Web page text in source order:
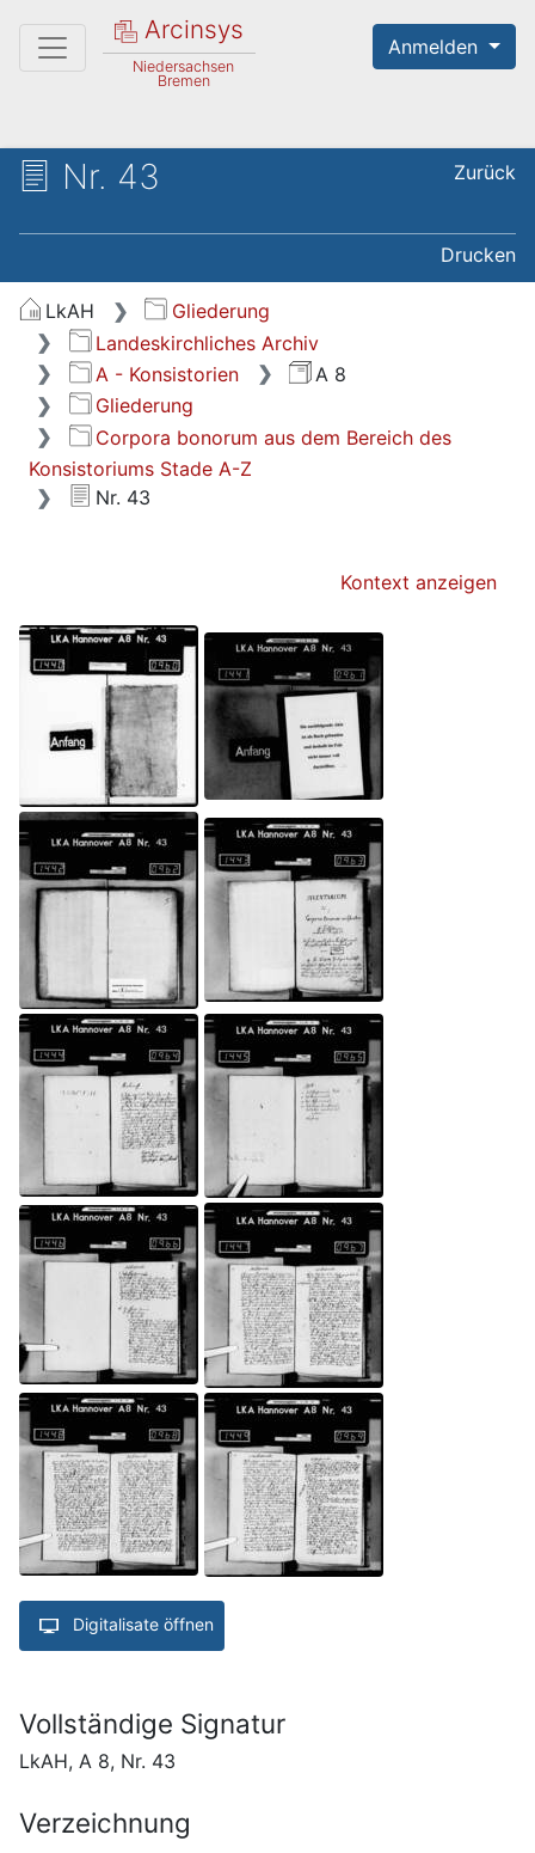
Arcinsys
Niedersachsen
Bremen
Anmelden
Nr. 43 Zurück
Drucken
LkAH
Gliederung
Landeskirchliches Archiv
A - Konsistorien
A 8
Gliederung
Corpora bonorum aus dem Bereich des
Konsistoriums Stade A-Z
Nr. 43
Kontext anzeigen
Digitalisate öffnen
Vollständige Signatur
LkAH, A 8, Nr. 43
Verzeichnung